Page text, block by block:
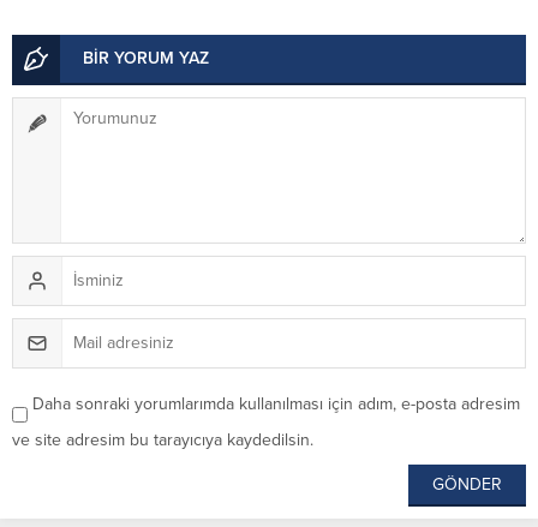
BİR YORUM YAZ
Daha sonraki yorumlarımda kullanılması için adım, e-posta adresim
ve site adresim bu tarayıcıya kaydedilsin.